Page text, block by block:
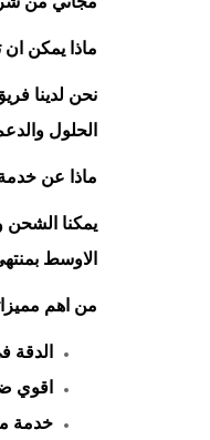
ماذا يمكن
نحن لدينا
الحلول
ماذا عن
يمكنا
الاوسط
من اهم
الدقة
اقوي
خدمة